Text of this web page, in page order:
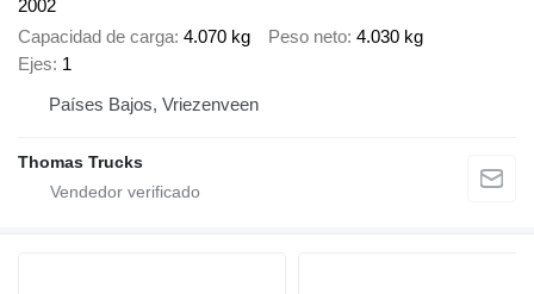
2002
Capacidad de carga 4.070 kg Peso neto 4.030 kg
Ejes 1
Países Bajos, Vriezenveen
Thomas Trucks